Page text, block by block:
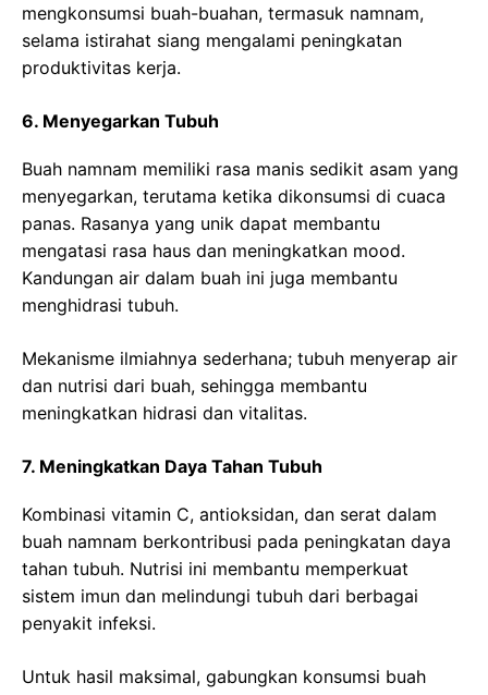
mengkonsumsi buah-buahan, termasuk namnam,
selama istirahat siang mengalami peningkatan
produktivitas kerja.
6. Menyegarkan Tubuh
Buah namnam memiliki rasa manis sedikit asam yang
menyegarkan, terutama ketika dikonsumsi di cuaca
panas. Rasanya yang unik dapat membantu
mengatasi rasa haus dan meningkatkan mood.
Kandungan air dalam buah ini juga membantu
menghidrasi tubuh.
Mekanisme ilmiahnya sederhana; tubuh menyerap air
dan nutrisi dari buah, sehingga membantu
meningkatkan hidrasi dan vitalitas.
7. Meningkatkan Daya Tahan Tubuh
Kombinasi vitamin C, antioksidan, dan serat dalam
buah namnam berkontribusi pada peningkatan daya
tahan tubuh. Nutrisi ini membantu memperkuat
sistem imun dan melindungi tubuh dari berbagai
penyakit infeksi.
Untuk hasil maksimal, gabungkan konsumsi buah